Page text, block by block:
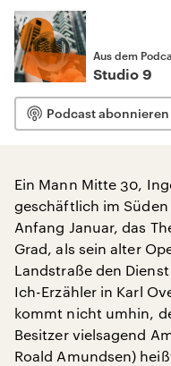
Aus dem
Studio 9
Podcast abonnieren
Ein Mann Mitte 30,
geschäftlich im
Anfang Januar, das
Grad, als sein alter
Landstraße den
Ich-Erzähler in Karl
kommt nicht umhin,
Besitzer vielsagend
Roald Amundsen)